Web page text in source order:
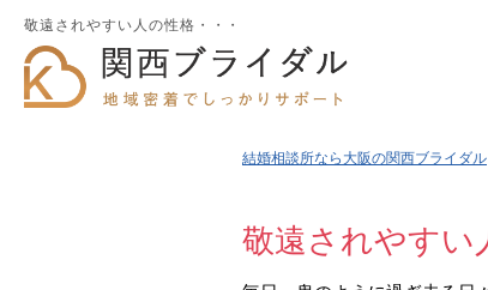
敬遠されやすい人の性格・・・
結婚相談所なら大阪の関西ブライダル
敬遠されやすい